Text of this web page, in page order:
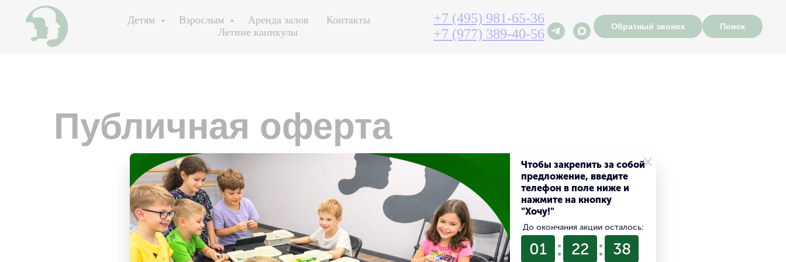
Детям Взрослым Аренда залов
Контакты
Летние каникулы
+7 (495) 981-65-36
+7 (977) 389-40-56
Обратный звонок Поиск
Публичная оферта
×
Чтобы закрепить за собой
предложение, введите
телефон в поле ниже и
нажмите на кнопку
"Хочу!"
До окончания акции осталось:
01 22 37